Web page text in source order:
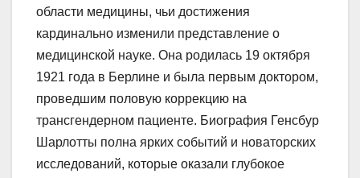
области медицины, чьи достижения
кардинально изменили представление о
медицинской науке. Она родилась 19 октября
1921 года в Берлине и была первым доктором,
проведшим половую коррекцию на
трансгендерном пациенте. Биография Генсбур
Шарлотты полна ярких событий и новаторских
исследований, которые оказали глубокое